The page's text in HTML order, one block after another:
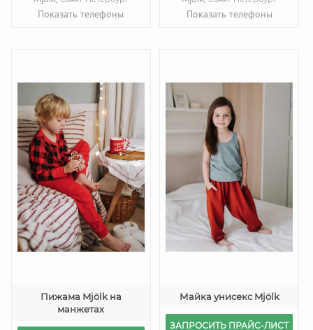
Показать телефоны Показать телефоны
Пижама Mjölk на
манжетах
Майка унисекс Mjölk
ЗАПРОСИТЬ ПРАЙС-ЛИСТ